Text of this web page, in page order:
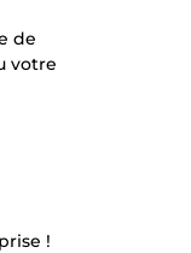
de
votre
!